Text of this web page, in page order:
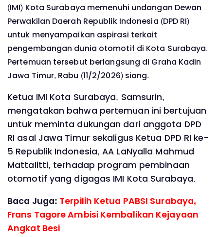
(IMI) Kota Surabaya memenuhi undangan Dewan
Perwakilan Daerah Republik Indonesia (DPD RI)
untuk menyampaikan aspirasi terkait
pengembangan dunia otomotif di Kota Surabaya.
Pertemuan tersebut berlangsung di Graha Kadin
Jawa Timur, Rabu (11/2/2026) siang.
Ketua IMI Kota Surabaya, Samsurin,
mengatakan bahwa pertemuan ini bertujuan
untuk meminta dukungan dari anggota DPD
RI asal Jawa Timur sekaligus Ketua DPD RI ke-
5 Republik Indonesia, AA LaNyalla Mahmud
Mattalitti, terhadap program pembinaan
otomotif yang digagas IMI Kota Surabaya.
Baca Juga: Terpilih Ketua PABSI Surabaya,
Frans Tagore Ambisi Kembalikan Kejayaan
Angkat Besi